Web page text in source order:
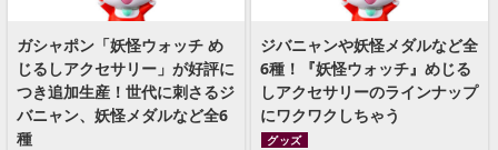
ガシャポン「妖怪ウォッチ め
じるしアクセサリー」が好評に
つき追加生産！世代に刺さるジ
バニャン、妖怪メダルなど全6
種
ジバニャンや妖怪メダルなど全
6種！『妖怪ウォッチ』めじる
しアクセサリーのラインナップ
にワクワクしちゃう
グッズ